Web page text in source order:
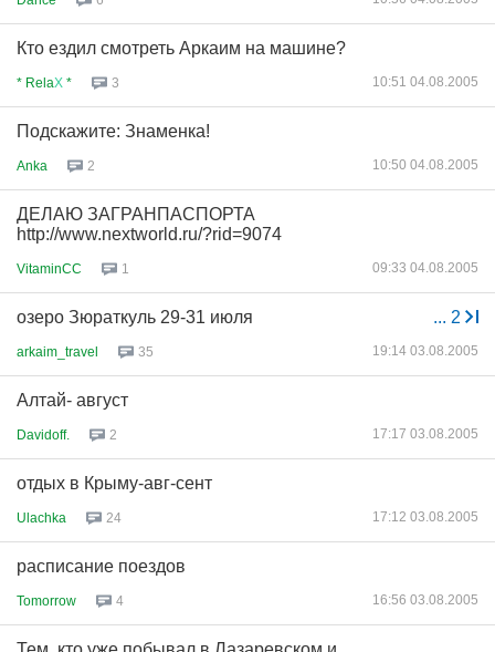
Кто ездил смотреть Аркаим на машине?
* RelaХ * 3 10:51 04.08.2005
Подскажите: Знаменка!
Anka 2 10:50 04.08.2005
ДЕЛАЮ ЗАГРАНПАСПОРТА
http://www.nextworld.ru/?rid=9074
VitaminCC 1 09:33 04.08.2005
... 2
озеро Зюраткуль 29-31 июля
arkaim_travel 35 19:14 03.08.2005
Алтай- август
Davidoff. 2 17:17 03.08.2005
отдых в Крыму-авг-сент
Ulachka 24 17:12 03.08.2005
расписание поездов
Tomorrow 4 16:56 03.08.2005